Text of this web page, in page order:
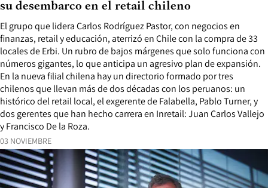
03 NOVIEMBRE
El grupo que lidera Carlos Rodríguez Pastor, con negocios en
finanzas, retail y educación, aterrizó en Chile con la compra de 33
locales de Erbi. Un rubro de bajos márgenes que solo funciona con
números gigantes, lo que anticipa un agresivo plan de expansión.
En la nueva filial chilena hay un directorio formado por tres
chilenos que llevan más de dos décadas con los peruanos: un
histórico del retail local, el exgerente de Falabella, Pablo Turner, y
dos gerentes que han hecho carrera en Inretail: Juan Carlos Vallejo
y Francisco De la Roza.
su desembarco en el retail chileno